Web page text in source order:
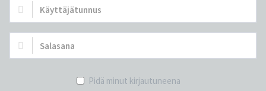
Käyttäjätunnus:
Salasana:
Pidä minut kirjautuneena